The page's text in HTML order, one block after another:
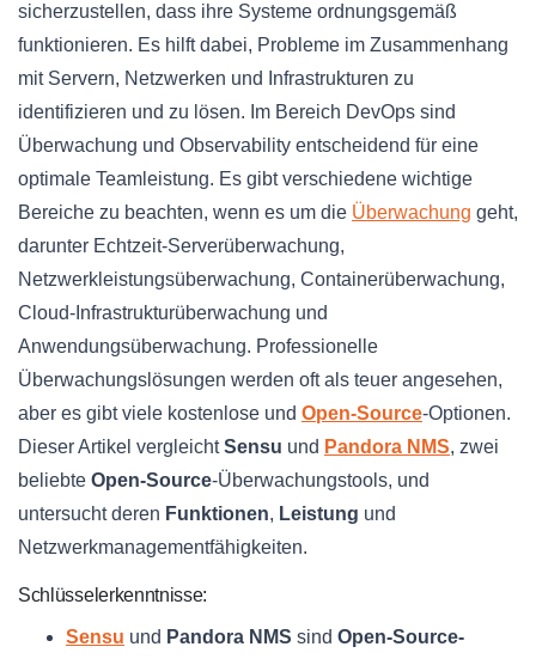
sicherzustellen, dass ihre Systeme ordnungsgemäß
funktionieren. Es hilft dabei, Probleme im Zusammenhang
mit Servern, Netzwerken und Infrastrukturen zu
identifizieren und zu lösen. Im Bereich DevOps sind
Überwachung und Observability entscheidend für eine
optimale Teamleistung. Es gibt verschiedene wichtige
Bereiche zu beachten, wenn es um die Überwachung geht,
darunter Echtzeit-Serverüberwachung,
Netzwerkleistungsüberwachung, Containerüberwachung,
Cloud-Infrastrukturüberwachung und
Anwendungsüberwachung. Professionelle
Überwachungslösungen werden oft als teuer angesehen,
aber es gibt viele kostenlose und Open-Source-Optionen.
Dieser Artikel vergleichtSensu und Pandora NMS, zwei
beliebte Open-Source-Überwachungstools, und
untersucht deren Funktionen, Leistung und
Netzwerkmanagementfähigkeiten.
Schlüsselerkenntnisse:
Sensu und Pandora NMS sind Open-Source-